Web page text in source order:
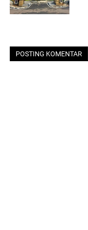
POSTING KOMENTAR